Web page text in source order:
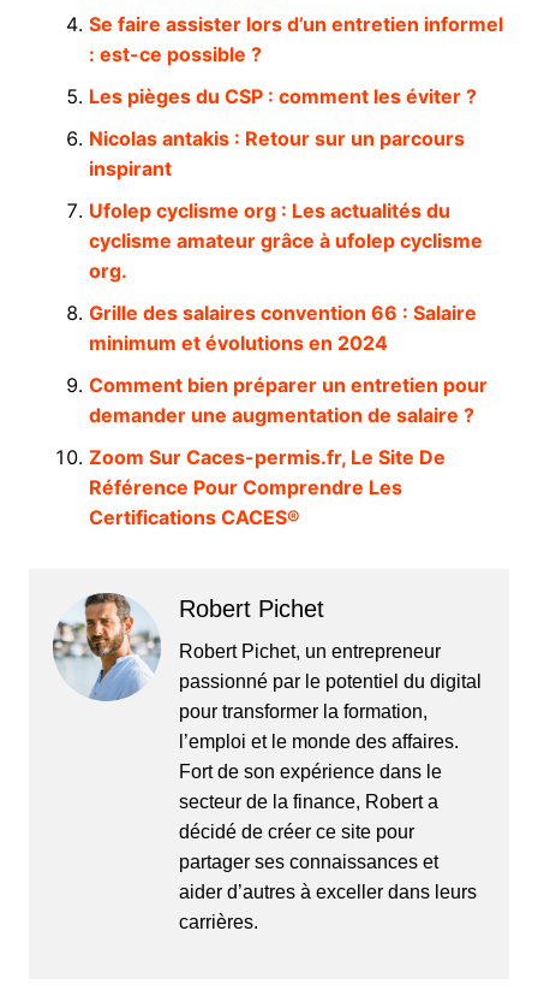
Se faire assister lors d’un entretien informel
: est-ce possible ?
Les pièges du CSP : comment les éviter ?
Nicolas antakis : Retour sur un parcours
inspirant
Ufolep cyclisme org : Les actualités du
cyclisme amateur grâce à ufolep cyclisme
org.
Grille des salaires convention 66 : Salaire
minimum et évolutions en 2024
Comment bien préparer un entretien pour
demander une augmentation de salaire ?
Zoom Sur Caces-permis.fr, Le Site De
Référence Pour Comprendre Les
Certifications CACES®
Robert Pichet
Robert Pichet, un entrepreneur
passionné par le potentiel du digital
pour transformer la formation,
l’emploi et le monde des affaires.
Fort de son expérience dans le
secteur de la finance, Robert a
décidé de créer ce site pour
partager ses connaissances et
aider d’autres à exceller dans leurs
carrières.